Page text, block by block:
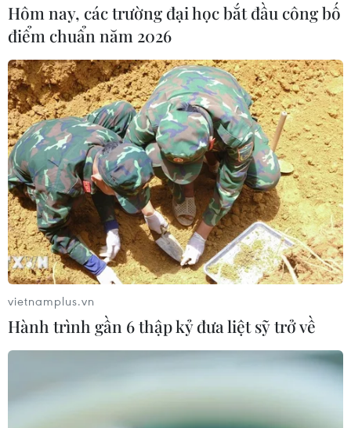
Hôm nay, các trường đại học bắt đầu công bố
điểm chuẩn năm 2026
vietnamplus.vn
Hành trình gần 6 thập kỷ đưa liệt sỹ trở về